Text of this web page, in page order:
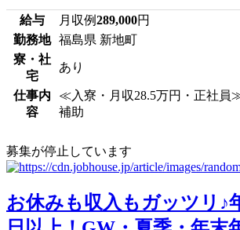
給与 月収例289,000円
勤務地 福島県 新地町
寮・社
宅
あり
仕事内
容
≪入寮・月収28.5万円・正社員
補助
募集が停止しています
お休みも収入もガッツリ♪